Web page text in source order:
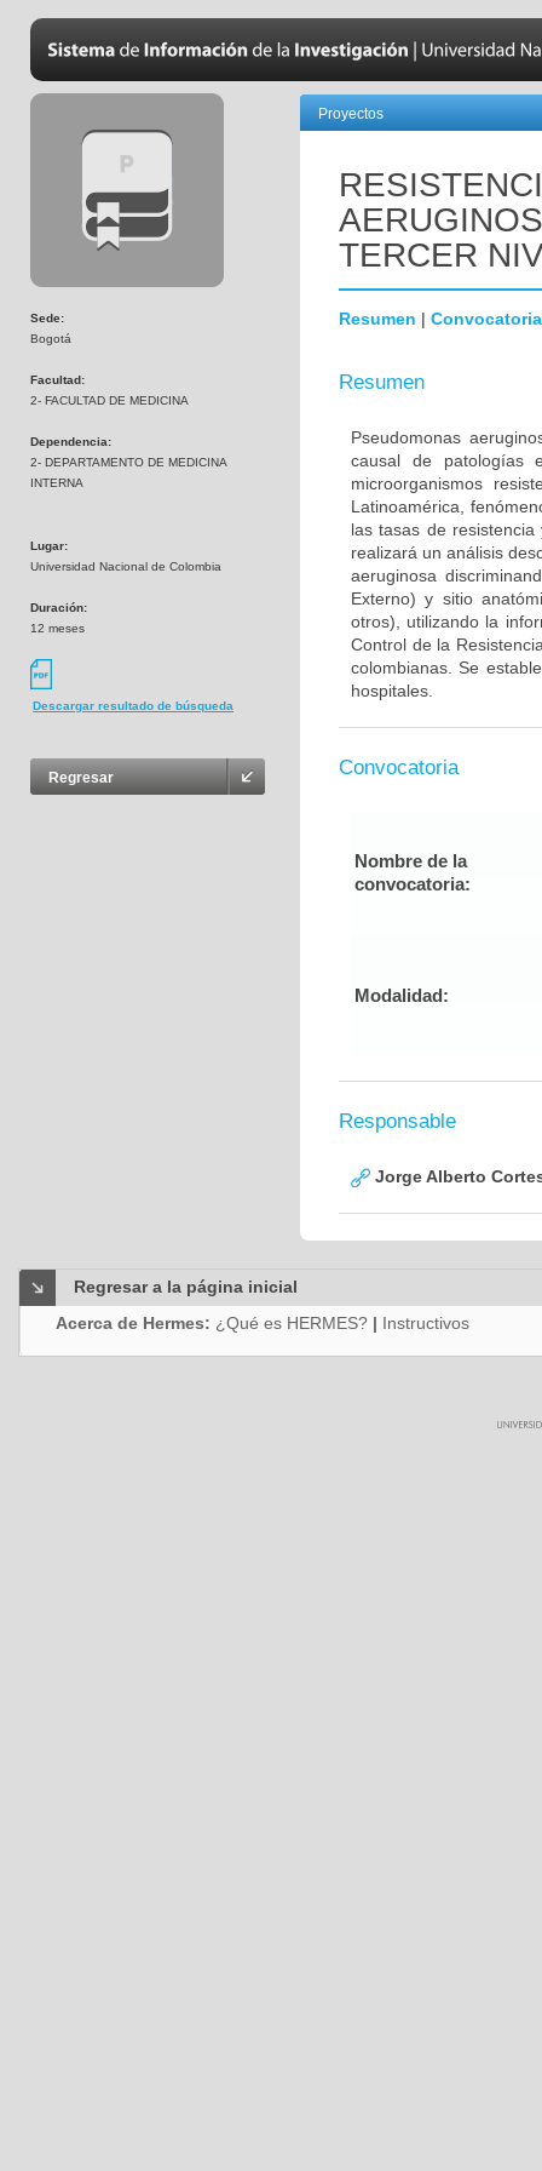
Sede:
Bogotá
Facultad:
2- FACULTAD DE MEDICINA
Dependencia:
2- DEPARTAMENTO DE MEDICINA
INTERNA
Lugar:
Universidad Nacional de Colombia
Duración:
12 meses
Descargar resultado de búsqueda
Regresar
Proyectos
TERCER
Resumen | Convocatoria
Resumen
Pseudomonas
causal de patologías
microorganismos
Latinoamérica,
las tasas de
realizará un análisis
aeruginosa
Externo) y sitio
otros), utilizando la
Control de la
colombianas. Se
hospitales.
Convocatoria
Nombre de la
convocatoria:
Modalidad:
Responsable
Jorge Alberto
Regresar a la página inicial
Acerca de Hermes: ¿Qué es HERMES? | Instructivos